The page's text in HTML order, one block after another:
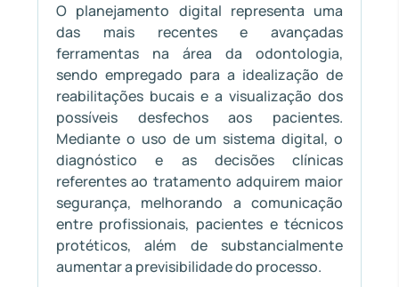
O planejamento digital representa uma
das mais recentes e avançadas
ferramentas na área da odontologia,
sendo empregado para a idealização de
reabilitações bucais e a visualização dos
possíveis desfechos aos pacientes.
Mediante o uso de um sistema digital, o
diagnóstico e as decisões clínicas
referentes ao tratamento adquirem maior
segurança, melhorando a comunicação
entre profissionais, pacientes e técnicos
protéticos, além de substancialmente
aumentar a previsibilidade do processo.